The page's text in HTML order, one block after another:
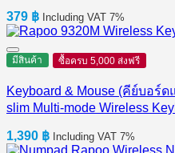
379 ฿ Including VAT 7%
มีสินค้า ซื้อครบ 5,000 ส่งฟรี
Keyboard & Mouse (คีย์บอร์ด
slim Multi-mode Wireless
1,390 ฿ Including VAT 7%